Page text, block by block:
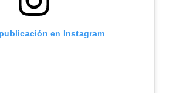
en Instagram